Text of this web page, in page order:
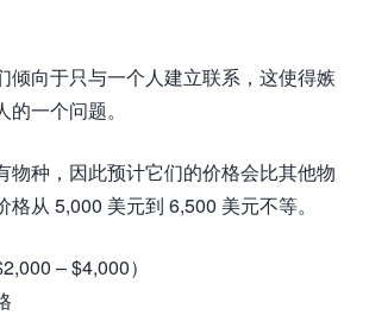
倾向于只与一个人建立联系，这使得嫉
一个问题。
物种，因此预计它们的价格会比其他物
从 5,000 美元到 6,500 美元不等。
– $4,000）